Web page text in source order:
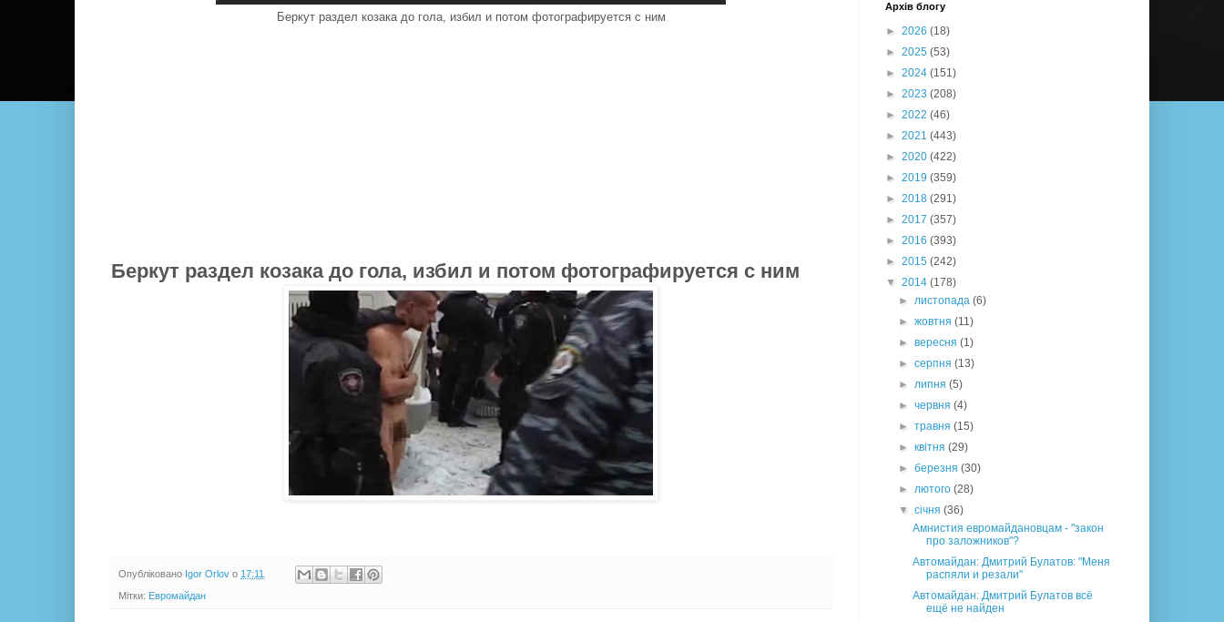
Беркут раздел козака до гола, избил и потом фотографируется с ним
Беркут раздел козака до гола, избил и потом фотографируется с ним
Опубліковано Igor Orlov о 17:11
Мітки: Евромайдан
Архів блогу
► 2026 (18)
► 2025 (53)
► 2024 (151)
► 2023 (208)
► 2022 (46)
► 2021 (443)
► 2020 (422)
► 2019 (359)
► 2018 (291)
► 2017 (357)
► 2016 (393)
► 2015 (242)
▼ 2014 (178)
►листопада(6)
►жовтня(11)
►вересня(1)
►серпня(13)
►липня(5)
►червня(4)
►травня(15)
►квітня(29)
►березня(30)
►лютого(28)
▼січня(36)
Амнистия евромайдановцам - "закон
про заложников"?
Автомайдан: Дмитрий Булатов: "Меня
распяли и резали"
Автомайдан: Дмитрий Булатов всё
ещё не найден